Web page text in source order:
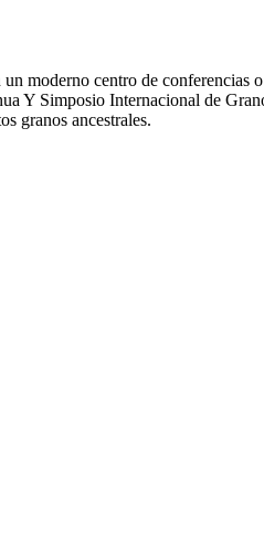
moderno centro de conferencias
Y Simposio Internacional de
granos ancestrales.